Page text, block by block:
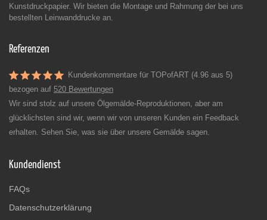
Kunstdruckpapier. Wir bieten die Montage und Rahmung der bei uns
bestellten Leinwanddrucke an.
Referenzen
Kundenkommentare für TOPofART (4.96 aus 5)
bezogen auf 520 Bewertungen
Wir sind stolz auf unsere Ölgemälde-Reproduktionen, aber am
glücklichsten sind wir, wenn wir von unseren Kunden ein Feedback
erhalten. Sehen Sie, was sie über unsere Gemälde sagen.
Kundendienst
FAQs
Datenschutzerklärung